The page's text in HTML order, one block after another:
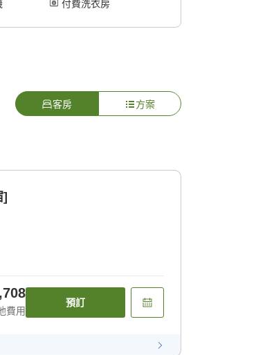
付費洗衣房
客房 方案
費用
預訂